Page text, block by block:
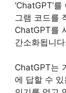
‘ChatGPT’
그램 코드를
ChatGPT를
간소화됩니
ChatGPT는
에 답할 수